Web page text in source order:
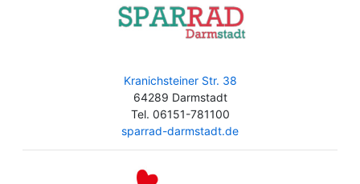
Kranichsteiner Str. 38
64289 Darmstadt
Tel. 06151-781100
sparrad-darmstadt.de